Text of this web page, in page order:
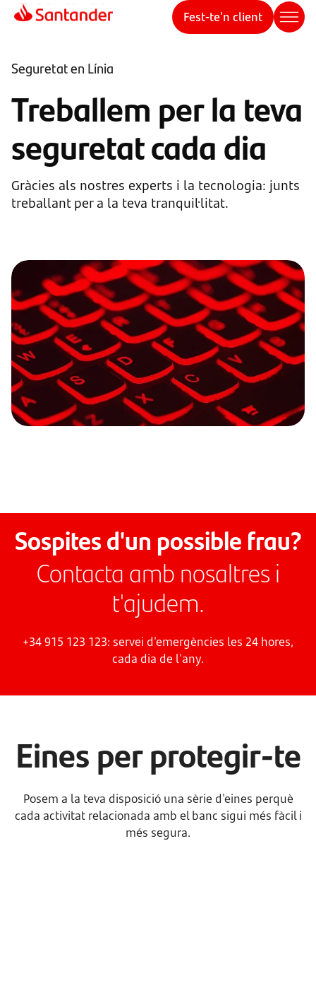
Fest-te'n client
Seguretat en Línia
Treballem per la teva
seguretat cada dia
Gràcies als nostres experts i la tecnologia: junts
treballant per a la teva tranquil·litat.
Sospites d'un possible frau?
Contacta amb nosaltres i
t'ajudem.
+34 915 123 123: servei d'emergències les 24 hores,
cada dia de l'any.
Eines per protegir-te
Posem a la teva disposició una sèrie d'eines perquè
cada activitat relacionada amb el banc sigui més fàcil i
més segura.